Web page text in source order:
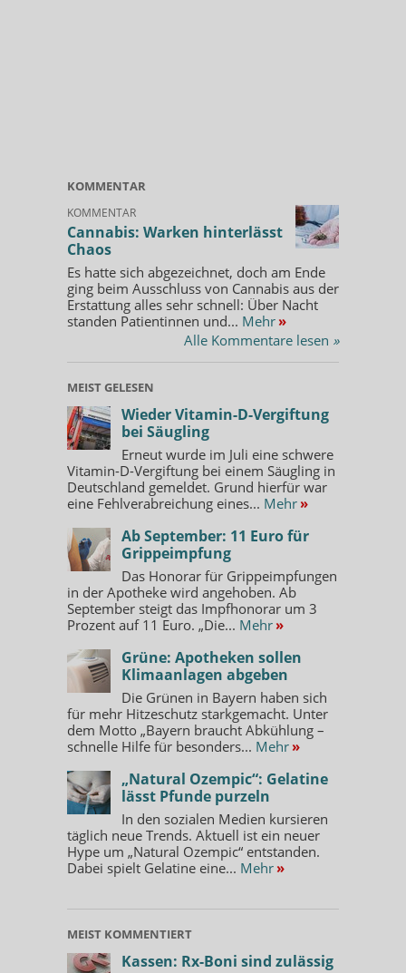
KOMMENTAR
KOMMENTAR
Cannabis: Warken hinterlässt
Chaos
Es hatte sich abgezeichnet, doch am Ende
ging beim Ausschluss von Cannabis aus der
Erstattung alles sehr schnell: Über Nacht
standen Patientinnen und... Mehr »
Alle Kommentare lesen »
MEIST GELESEN
Wieder Vitamin-D-Vergiftung
bei Säugling
Erneut wurde im Juli eine schwere
Vitamin-D-Vergiftung bei einem Säugling in
Deutschland gemeldet. Grund hierfür war
eine Fehlverabreichung eines... Mehr »
Ab September: 11 Euro für
Grippeimpfung
Das Honorar für Grippeimpfungen
in der Apotheke wird angehoben. Ab
September steigt das Impfhonorar um 3
Prozent auf 11 Euro. „Die... Mehr »
Grüne: Apotheken sollen
Klimaanlagen abgeben
Die Grünen in Bayern haben sich
für mehr Hitzeschutz starkgemacht. Unter
dem Motto „Bayern braucht Abkühlung –
schnelle Hilfe für besonders... Mehr »
„Natural Ozempic“: Gelatine
lässt Pfunde purzeln
In den sozialen Medien kursieren
täglich neue Trends. Aktuell ist ein neuer
Hype um „Natural Ozempic“ entstanden.
Dabei spielt Gelatine eine... Mehr »
MEIST KOMMENTIERT
Kassen: Rx-Boni sind zulässig